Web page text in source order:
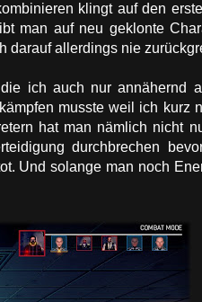
klingt auf den
man auf neu geklonte
darauf allerdings nie
ich auch nur annähernd
musste weil ich kurz
hat man nämlich nicht
durchbrechen
Und solange man noch